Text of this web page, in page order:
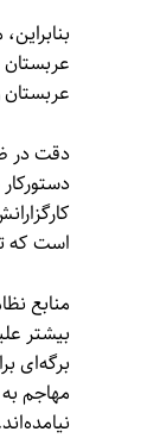
عربستان
دقت در
است که
منابع
بیشتر
برگه‌ای
مهاجم